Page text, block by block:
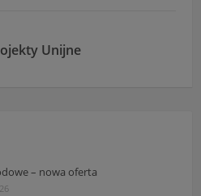
Unijne
– nowa oferta